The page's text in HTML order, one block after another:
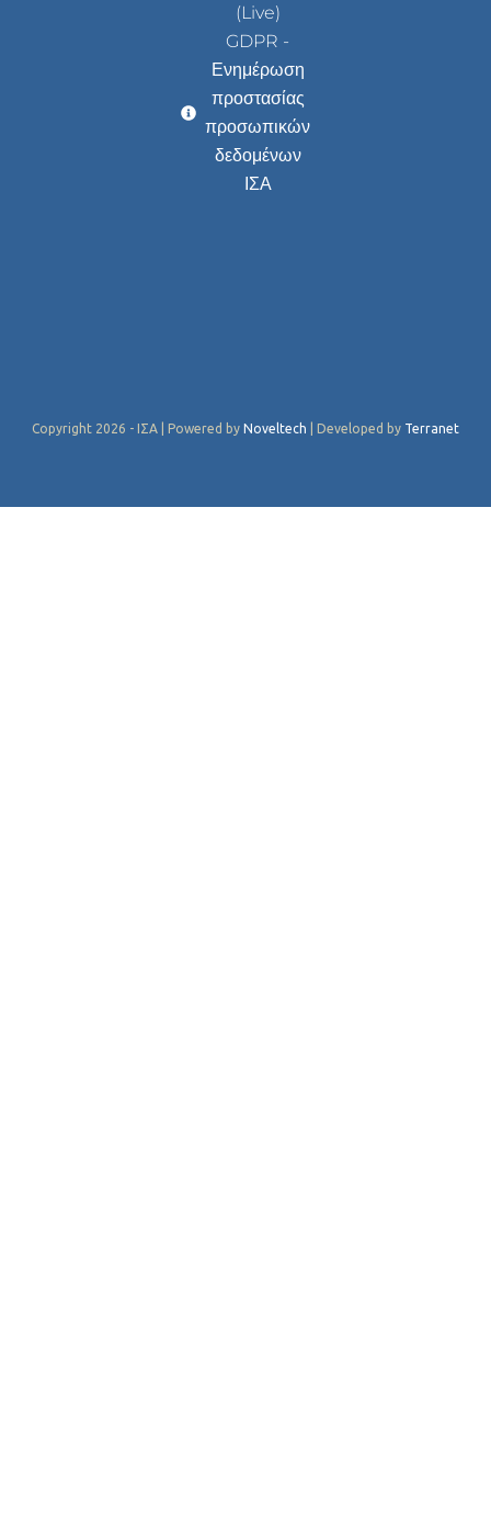
(Live)
GDPR -
Ενημέρωση
προστασίας
προσωπικών
δεδομένων
ΙΣΑ
Copyright 2026 - ΙΣΑ | Powered by Noveltech | Developed by Terranet